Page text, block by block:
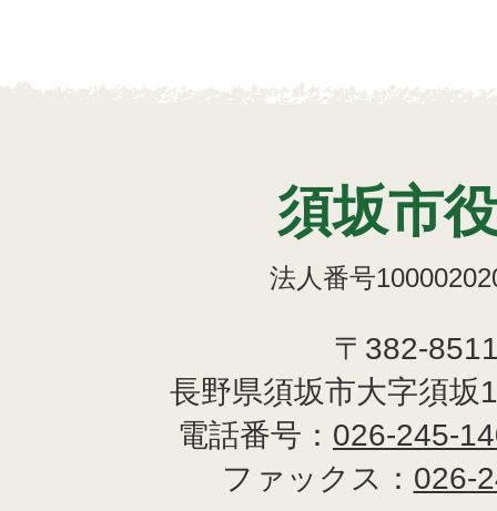
須坂市
法人番号
〒382-
長野県須坂市大字須坂
電話番号： 026-245-
ファックス： 026-